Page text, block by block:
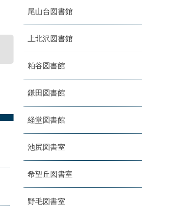
尾山台図書館
上北沢図書館
粕谷図書館
鎌田図書館
経堂図書館
池尻図書室
希望丘図書室
野毛図書室